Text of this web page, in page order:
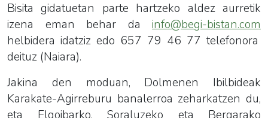
Bisita gidatuetan parte hartzeko aldez aurretik
izena eman behar da info@begi-bistan.com
helbidera idatziz edo 657 79 46 77 telefonora
deituz (Naiara).
Jakina den moduan, Dolmenen Ibilbideak
Karakate-Agirreburu banalerroa zeharkatzen du,